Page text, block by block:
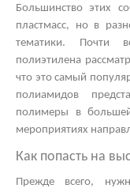
Большинство этих
пластмасс, но в
тематики. Почти
полиэтилена
что это самый
полиамидов
полимеры в большей
мероприятиях
Как попасть на
Прежде всего,